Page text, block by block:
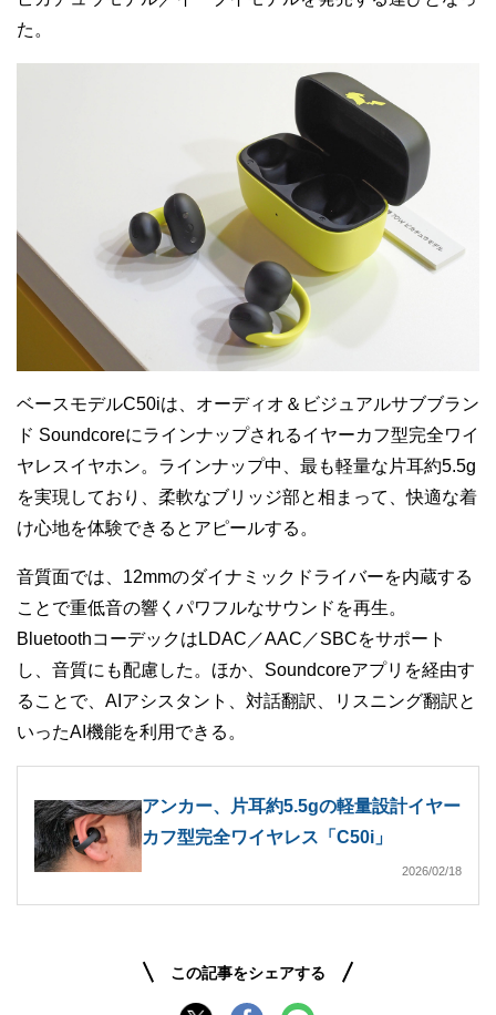
た。
ベースモデルC50iは、オーディオ＆ビジュアルサブブラン
ド Soundcoreにラインナップされるイヤーカフ型完全ワイ
ヤレスイヤホン。ラインナップ中、最も軽量な片耳約5.5g
を実現しており、柔軟なブリッジ部と相まって、快適な着
け心地を体験できるとアピールする。
音質面では、12mmのダイナミックドライバーを内蔵する
ことで重低音の響くパワフルなサウンドを再生。
BluetoothコーデックはLDAC／AAC／SBCをサポート
し、音質にも配慮した。ほか、Soundcoreアプリを経由す
ることで、AIアシスタント、対話翻訳、リスニング翻訳と
いったAI機能を利用できる。
アンカー、片耳約5.5gの軽量設計イヤー
カフ型完全ワイヤレス「C50i」
2026/02/18
この記事をシェアする